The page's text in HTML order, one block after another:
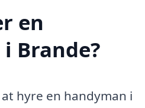
en
Brande?
hyre en handyman i